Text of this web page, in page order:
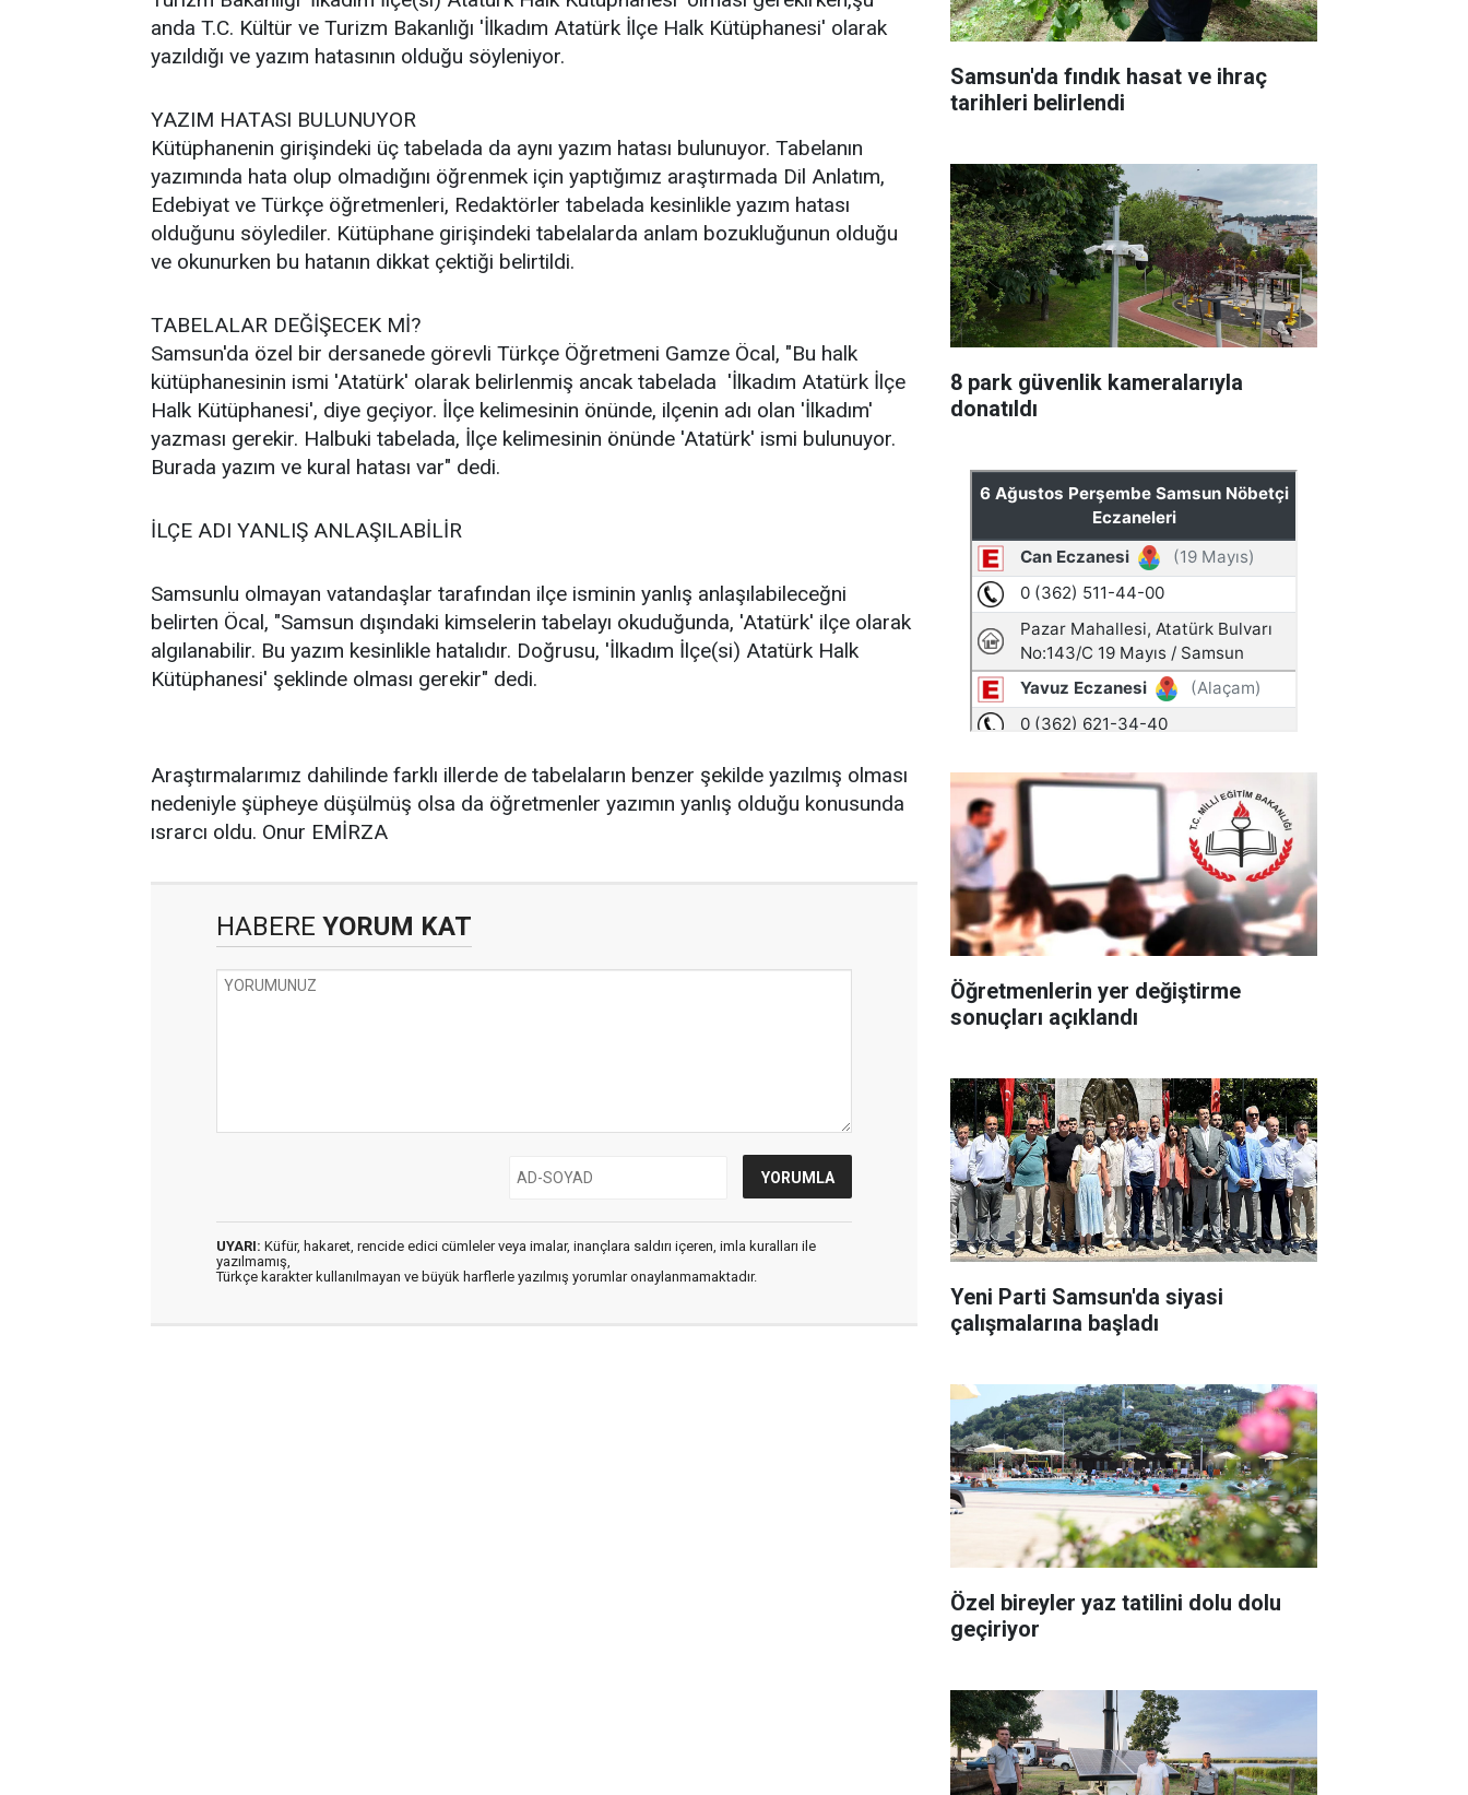
anda T.C. Kültür ve Turizm Bakanlığı 'İlkadım Atatürk İlçe Halk Kütüphanesi' olarak
yazıldığı ve yazım hatasının olduğu söyleniyor.
YAZIM HATASI BULUNUYOR
Kütüphanenin girişindeki üç tabelada da aynı yazım hatası bulunuyor. Tabelanın
yazımında hata olup olmadığını öğrenmek için yaptığımız araştırmada Dil Anlatım,
Edebiyat ve Türkçe öğretmenleri, Redaktörler tabelada kesinlikle yazım hatası
olduğunu söylediler. Kütüphane girişindeki tabelalarda anlam bozukluğunun olduğu
ve okunurken bu hatanın dikkat çektiği belirtildi.
TABELALAR DEĞİŞECEK Mİ?
Samsun'da özel bir dersanede görevli Türkçe Öğretmeni Gamze Öcal, "Bu halk
kütüphanesinin ismi 'Atatürk' olarak belirlenmiş ancak tabelada 'İlkadım Atatürk İlçe
Halk Kütüphanesi', diye geçiyor. İlçe kelimesinin önünde, ilçenin adı olan 'İlkadım'
yazması gerekir. Halbuki tabelada, İlçe kelimesinin önünde 'Atatürk' ismi bulunuyor.
Burada yazım ve kural hatası var" dedi.
İLÇE ADI YANLIŞ ANLAŞILABİLİR
Samsunlu olmayan vatandaşlar tarafından ilçe isminin yanlış anlaşılabileceğni
belirten Öcal, "Samsun dışındaki kimselerin tabelayı okuduğunda, 'Atatürk' ilçe olarak
algılanabilir. Bu yazım kesinlikle hatalıdır. Doğrusu, 'İlkadım İlçe(si) Atatürk Halk
Kütüphanesi' şeklinde olması gerekir" dedi.
Araştırmalarımız dahilinde farklı illerde de tabelaların benzer şekilde yazılmış olması
nedeniyle şüpheye düşülmüş olsa da öğretmenler yazımın yanlış olduğu konusunda
ısrarcı oldu. Onur EMİRZA
HABERE YORUM KAT
UYARI: Küfür, hakaret, rencide edici cümleler veya imalar, inançlara saldırı içeren, imla kuralları ile
yazılmamış,
Türkçe karakter kullanılmayan ve büyük harflerle yazılmış yorumlar onaylanmamaktadır.
Samsun'da fındık hasat ve ihraç
tarihleri belirlendi
8 park güvenlik kameralarıyla
donatıldı
Öğretmenlerin yer değiştirme
sonuçları açıklandı
Yeni Parti Samsun'da siyasi
çalışmalarına başladı
Özel bireyler yaz tatilini dolu dolu
geçiriyor